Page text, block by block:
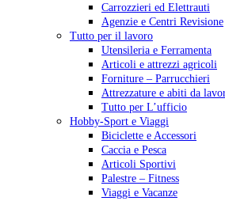
Carrozzieri ed Elettrauti
Agenzie e Centri Revisione
Tutto per il lavoro
Utensileria e Ferramenta
Articoli e attrezzi agricoli
Forniture – Parrucchieri
Attrezzature e abiti da
Tutto per L’ufficio
Hobby-Sport e Viaggi
Biciclette e Accessori
Caccia e Pesca
Articoli Sportivi
Palestre – Fitness
Viaggi e Vacanze